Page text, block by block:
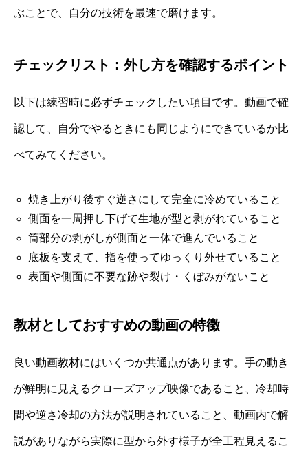
ぶことで、自分の技術を最速で磨けます。
チェックリスト：外し方を確認するポイント
以下は練習時に必ずチェックしたい項目です。動画で確
認して、自分でやるときにも同じようにできているか比
べてみてください。
焼き上がり後すぐ逆さにして完全に冷めていること
側面を一周押し下げて生地が型と剥がれていること
筒部分の剥がしが側面と一体で進んでいること
底板を支えて、指を使ってゆっくり外せていること
表面や側面に不要な跡や裂け・くぼみがないこと
教材としておすすめの動画の特徴
良い動画教材にはいくつか共通点があります。手の動き
が鮮明に見えるクローズアップ映像であること、冷却時
間や逆さ冷却の方法が説明されていること、動画内で解
説がありながら実際に型から外す様子が全工程見えるこ